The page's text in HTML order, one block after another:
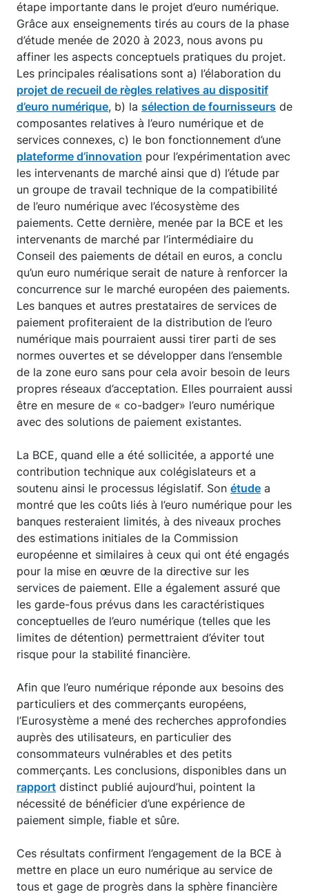
étape importante dans le projet d’euro numérique.
Grâce aux enseignements tirés au cours de la phase
d’étude menée de 2020 à 2023, nous avons pu
affiner les aspects conceptuels pratiques du projet.
Les principales réalisations sont a) l’élaboration du
projet de recueil de règles relatives au dispositif
d’euro numérique, b) la sélection de fournisseurs de
composantes relatives à l’euro numérique et de
services connexes, c) le bon fonctionnement d’une
plateforme d’innovation pour l’expérimentation avec
les intervenants de marché ainsi que d) l’étude par
un groupe de travail technique de la compatibilité
de l’euro numérique avec l’écosystème des
paiements. Cette dernière, menée par la BCE et les
intervenants de marché par l’intermédiaire du
Conseil des paiements de détail en euros, a conclu
qu’un euro numérique serait de nature à renforcer la
concurrence sur le marché européen des paiements.
Les banques et autres prestataires de services de
paiement profiteraient de la distribution de l’euro
numérique mais pourraient aussi tirer parti de ses
normes ouvertes et se développer dans l’ensemble
de la zone euro sans pour cela avoir besoin de leurs
propres réseaux d’acceptation. Elles pourraient aussi
être en mesure de « co-badger» l’euro numérique
avec des solutions de paiement existantes.
La BCE, quand elle a été sollicitée, a apporté une
contribution technique aux colégislateurs et a
soutenu ainsi le processus législatif. Son étude a
montré que les coûts liés à l’euro numérique pour les
banques resteraient limités, à des niveaux proches
des estimations initiales de la Commission
européenne et similaires à ceux qui ont été engagés
pour la mise en œuvre de la directive sur les
services de paiement. Elle a également assuré que
les garde-fous prévus dans les caractéristiques
conceptuelles de l’euro numérique (telles que les
limites de détention) permettraient d’éviter tout
risque pour la stabilité financière.
Afin que l’euro numérique réponde aux besoins des
particuliers et des commerçants européens,
l’Eurosystème a mené des recherches approfondies
auprès des utilisateurs, en particulier des
consommateurs vulnérables et des petits
commerçants. Les conclusions, disponibles dans un
rapport distinct publié aujourd’hui, pointent la
nécessité de bénéficier d’une expérience de
paiement simple, fiable et sûre.
Ces résultats confirment l’engagement de la BCE à
mettre en place un euro numérique au service de
tous et gage de progrès dans la sphère financière